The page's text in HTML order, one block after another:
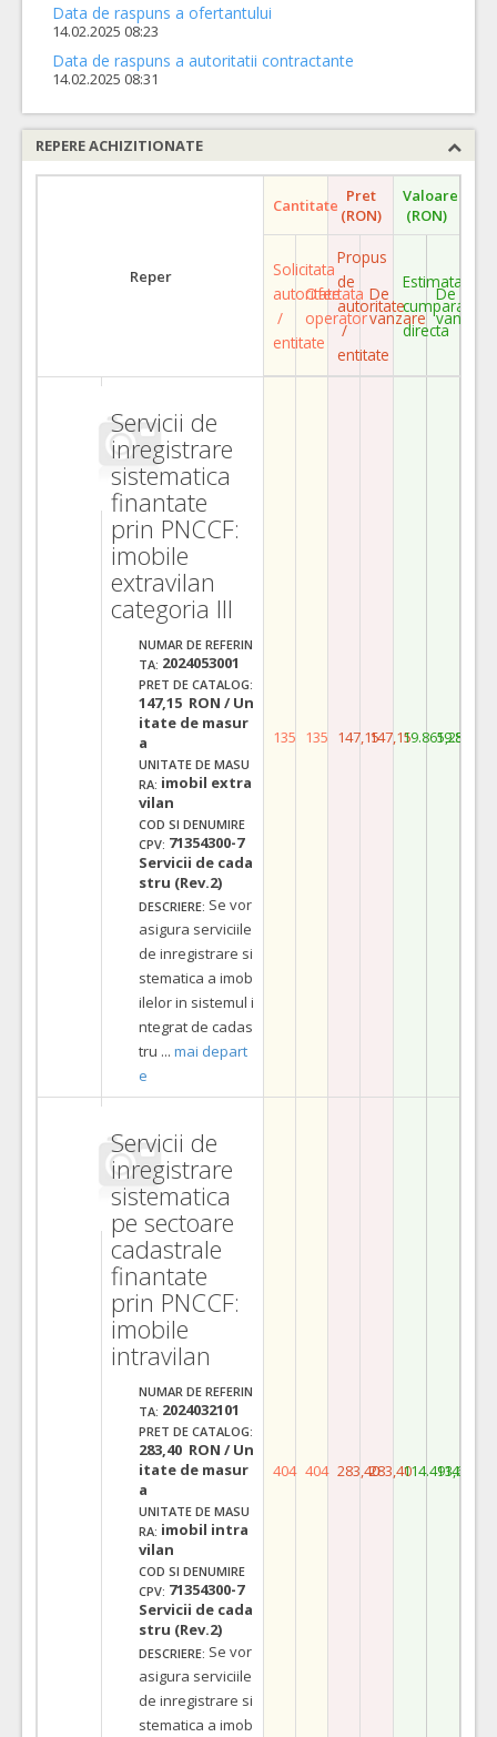
Data de raspuns a ofertantului
14.02.2025 08:23
Data de raspuns a autoritatii contractante
14.02.2025 08:31
REPERE ACHIZITIONATE
Reper
Cantitate Pret
(RON)
Valoare
(RON)
Solicitata
autoritate
/
entitate
Ofertata
operator
Propus
de
autoritate
/
entitate
De
vanzare
Estimata
cumparare
directa
De
vanzare
Servicii de
inregistrare
sistematica
finantate
prin PNCCF:
imobile
extravilan
categoria III
NUMAR DE REFERIN
TA: 2024053001
PRET DE CATALOG:
147,15 RON / Un
itate de masur
a
UNITATE DE MASU
RA: imobil extra
vilan
COD SI DENUMIRE
CPV: 71354300-7
Servicii de cada
stru (Rev.2)
DESCRIERE: Se vor
asigura serviciile
de inregistrare si
stematica a imob
ilelor in sistemul i
ntegrat de cadas
tru ... mai depart
e
135 135 147,15147,1519.865,25
Servicii de
inregistrare
sistematica
pe sectoare
cadastrale
finantate
prin PNCCF:
imobile
intravilan
NUMAR DE REFERIN
TA: 2024032101
PRET DE CATALOG:
283,40 RON / Un
itate de masur
a
UNITATE DE MASU
RA: imobil intra
vilan
COD SI DENUMIRE
CPV: 71354300-7
Servicii de cada
stru (Rev.2)
DESCRIERE: Se vor
asigura serviciile
de inregistrare si
stematica a imob
404 404 283,40283,40114.493,60